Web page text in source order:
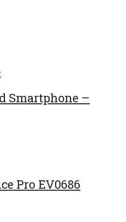
Smartphone –
Pro EV0686